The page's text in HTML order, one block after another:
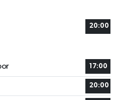
20:00
17:00
20:00